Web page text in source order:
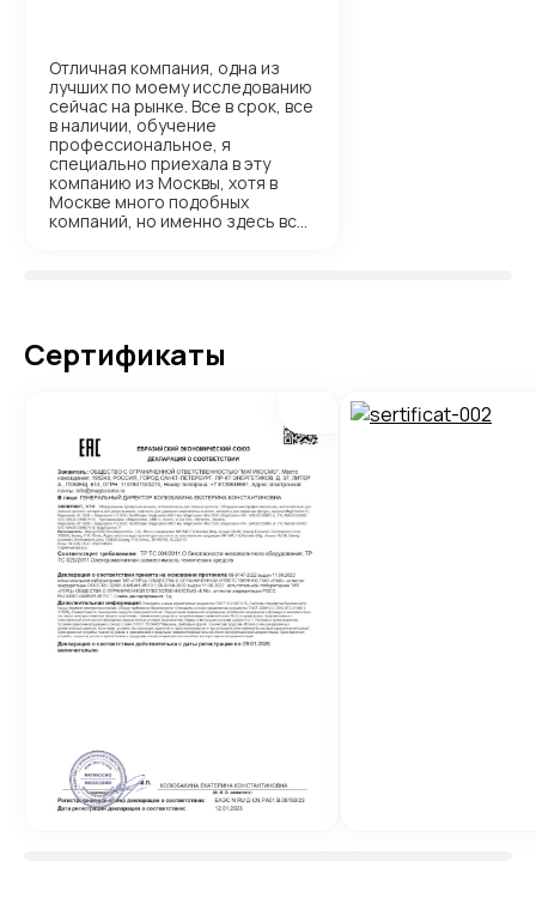
Отличная компания, одна из
лучших по моему исследованию
сейчас на рынке. Все в срок, все
в наличии, обучение
профессиональное, я
специально приехала в эту
компанию из Москвы, хотя в
Москве много подобных
компаний, но именно здесь все
Сертификаты